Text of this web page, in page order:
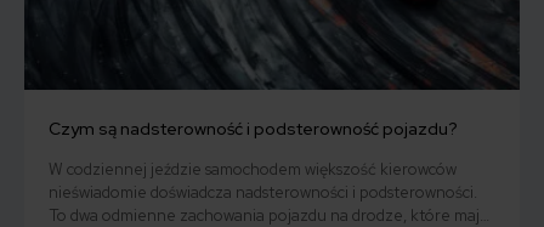
Czym są nadsterowność i podsterowność pojazdu?
W codziennej jeździe samochodem większość kierowców
nieświadomie doświadcza nadsterowności i podsterowności.
To dwa odmienne zachowania pojazdu na drodze, które mają